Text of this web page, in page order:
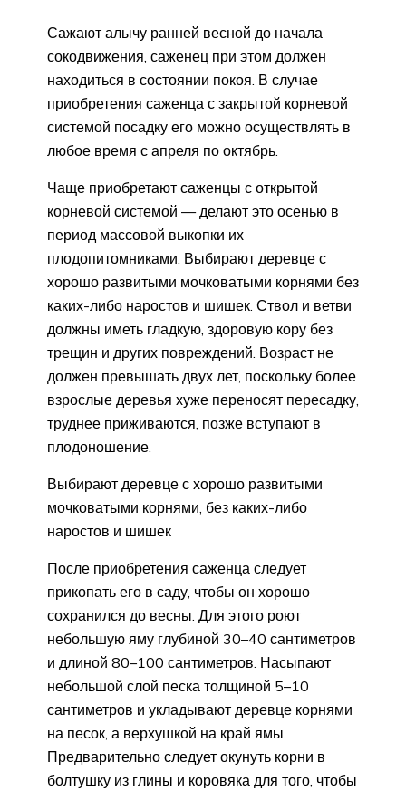
Сажают алычу ранней весной до начала
сокодвижения, саженец при этом должен
находиться в состоянии покоя. В случае
приобретения саженца с закрытой корневой
системой посадку его можно осуществлять в
любое время с апреля по октябрь.
Чаще приобретают саженцы с открытой
корневой системой — делают это осенью в
период массовой выкопки их
плодопитомниками. Выбирают деревце с
хорошо развитыми мочковатыми корнями без
каких-либо наростов и шишек. Ствол и ветви
должны иметь гладкую, здоровую кору без
трещин и других повреждений. Возраст не
должен превышать двух лет, поскольку более
взрослые деревья хуже переносят пересадку,
труднее приживаются, позже вступают в
плодоношение.
Выбирают деревце с хорошо развитыми
мочковатыми корнями, без каких-либо
наростов и шишек
После приобретения саженца следует
прикопать его в саду, чтобы он хорошо
сохранился до весны. Для этого роют
небольшую яму глубиной 30–40 сантиметров
и длиной 80–100 сантиметров. Насыпают
небольшой слой песка толщиной 5–10
сантиметров и укладывают деревце корнями
на песок, а верхушкой на край ямы.
Предварительно следует окунуть корни в
болтушку из глины и коровяка для того, чтобы